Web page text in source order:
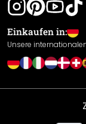
Cookie
Einkaufen in:
Unsere